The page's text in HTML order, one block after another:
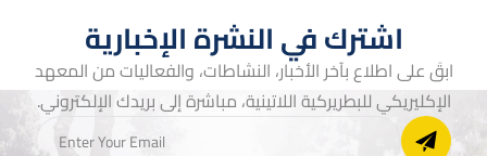
اشترك في النشرة الإخبارية
ابقَ على اطلاع بآخر الأخبار، النشاطات، والفعاليات من المعهد
الإكليريكي للبطريركية اللاتينية، مباشرة إلى بريدك الإلكتروني.